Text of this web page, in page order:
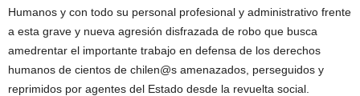
Humanos y con todo su personal profesional y administrativo frente
a esta grave y nueva agresión disfrazada de robo que busca
amedrentar el importante trabajo en defensa de los derechos
humanos de cientos de chilen@s amenazados, perseguidos y
reprimidos por agentes del Estado desde la revuelta social.